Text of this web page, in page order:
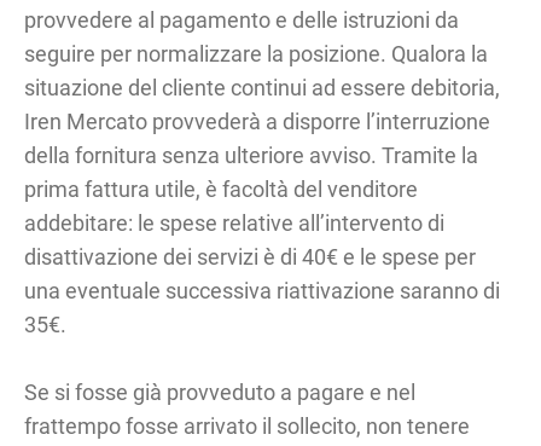
provvedere al pagamento e delle istruzioni da
seguire per normalizzare la posizione. Qualora la
situazione del cliente continui ad essere debitoria,
Iren Mercato provvederà a disporre l’interruzione
della fornitura senza ulteriore avviso. Tramite la
prima fattura utile, è facoltà del venditore
addebitare: le spese relative all’intervento di
disattivazione dei servizi è di 40€ e le spese per
una eventuale successiva riattivazione saranno di
35€.
Se si fosse già provveduto a pagare e nel
frattempo fosse arrivato il sollecito, non tenere